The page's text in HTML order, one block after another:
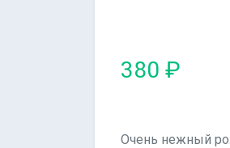
380 ₽
Очень нежный